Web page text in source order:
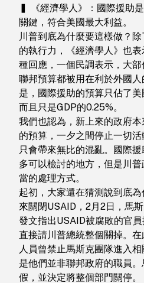
▍ 《經濟學人》：國際援助
關鍵，符合美國最大利益。
川普到底為什麼要這樣做？除
的執行力，《經濟學人》也
種回應，一個民調表示，大
聯邦預算都被用在利於外國
是，國際援助的預算只佔了美
而且只是GDP的0.25%。
我們也認為，新上來的政府
的預算，一夕之間停止一切
只會帶來無比的混亂。國際
多可以檢討的地方，但是川
當的處理方式。
起初，大家還在猜測說到底
來關閉USAID，2月2日，馬
發文指出USAID被腐敗的官
直接請川普總統整個關掉。
人員曾禁止馬斯克團隊進入
是他們並非聯邦政府的職員
假，並決定將整個部門關停。